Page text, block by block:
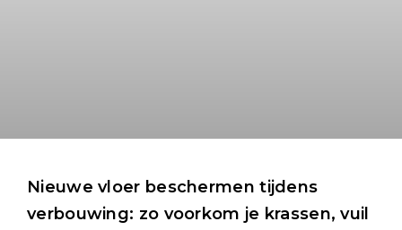
Nieuwe vloer beschermen tijdens
verbouwing: zo voorkom je krassen, vuil